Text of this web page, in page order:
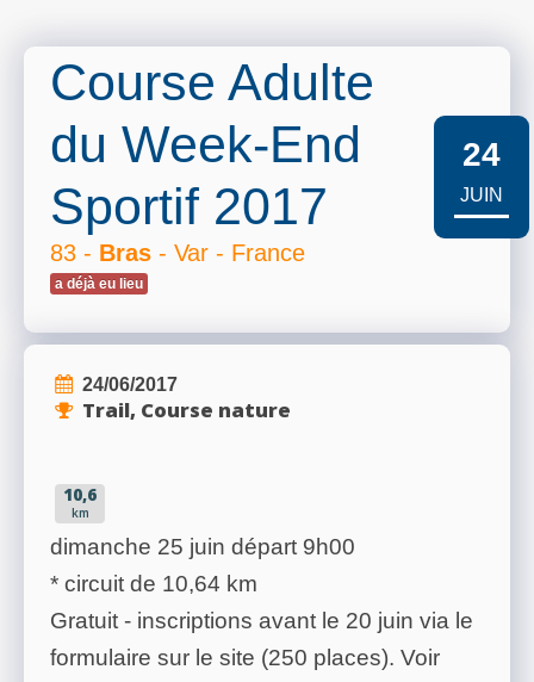
Course Adulte
du Week-End
Sportif 2017
83 - Bras - Var - France
a déjà eu lieu
24
JUIN
24/06/2017
Trail, Course nature
10,6
km
dimanche 25 juin départ 9h00
* circuit de 10,64 km
Gratuit - inscriptions avant le 20 juin via le
formulaire sur le site (250 places). Voir